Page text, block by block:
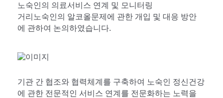
노숙인의 의료서비스 연계 및 모니터링
거리노숙인의 알코올문제에 관한 개입 및 대응 방안
에 관하여 논의하였습니다.
기관 간 협조와 협력체계를 구축하여 노숙인 정신건강
에 관한 전문적인 서비스 연계를 전문화하는 노력을